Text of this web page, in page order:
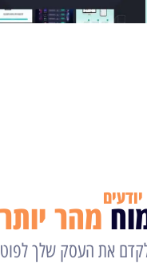
מהר יותר
לקדם את העסק שלך